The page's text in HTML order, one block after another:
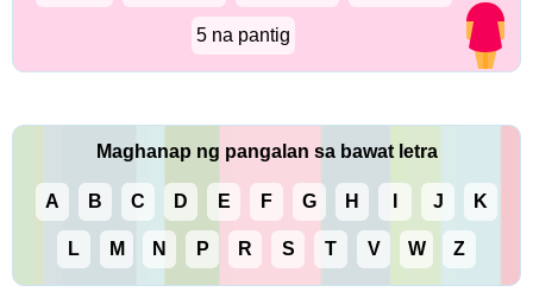
5 na pantig
Maghanap ng pangalan sa bawat letra
A B C D E F G H J K
L M N P R S T V W Z